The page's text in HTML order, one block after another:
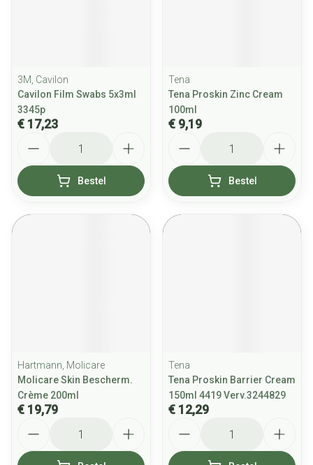
3M, Cavilon
Cavilon Film Swabs 5x3ml
3345p
€ 17,23
Bestel
Tena
Tena Proskin Zinc Cream
100ml
€ 9,19
Bestel
Hartmann, Molicare
Molicare Skin Bescherm.
Crème 200ml
€ 19,79
Tena
Tena Proskin Barrier Cream
150ml 4419 Verv.3244829
€ 12,29